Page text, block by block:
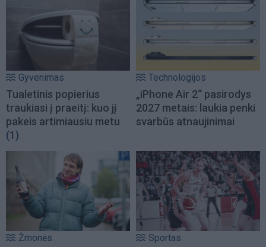
Gyvenimas
Tualetinis popierius
traukiasi į praeitį: kuo jį
pakeis artimiausiu metu
(1)
Technologijos
„iPhone Air 2“ pasirodys
2027 metais: laukia penki
svarbūs atnaujinimai
Žmonės Sportas